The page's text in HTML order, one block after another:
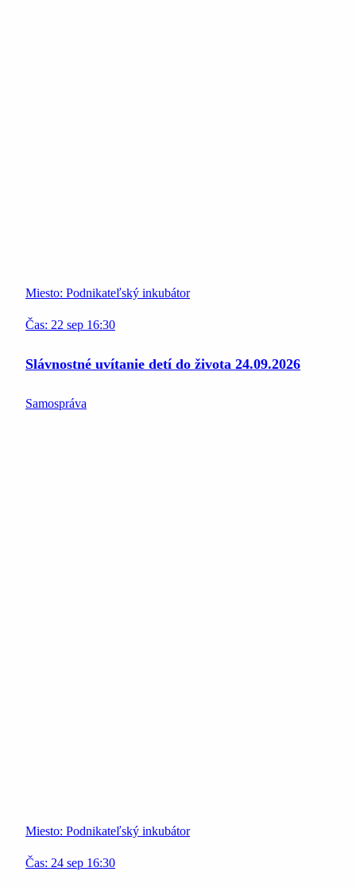
Miesto: Podnikateľský inkubátor
Čas: 22 sep 16:30
Slávnostné uvítanie detí do života 24.09.2026
Samospráva
Miesto: Podnikateľský inkubátor
Čas: 24 sep 16:30